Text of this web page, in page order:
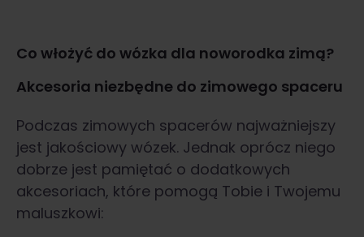
Co włożyć do wózka dla noworodka zimą?
Akcesoria niezbędne do zimowego spaceru
Podczas zimowych spacerów najważniejszy
jest jakościowy wózek. Jednak oprócz niego
dobrze jest pamiętać o dodatkowych
akcesoriach, które pomogą Tobie i Twojemu
maluszkowi: